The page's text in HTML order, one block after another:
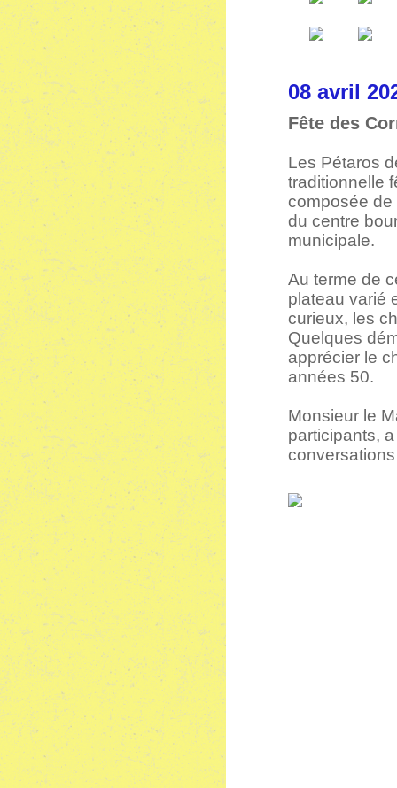
08
Fête des
Les Pétaros
traditionnelle
composée de
du centre
municipale.
Au terme de
plateau varié
curieux, les
Quelques
apprécier le
années 50.
Monsieur le
participants,